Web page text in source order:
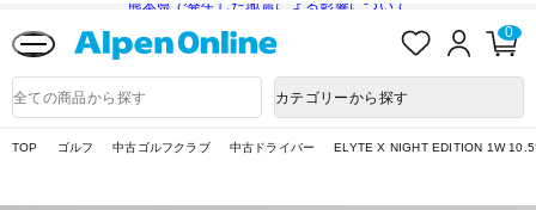
熊本県で発生した地震による影響について
入
ロ
ン
0
品
検
カテゴリーから探す
TOP ゴルフ 中古ゴルフクラブ 中古ドライバー ELYTE X NIGHT EDITION 1W